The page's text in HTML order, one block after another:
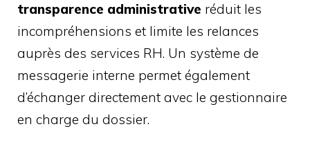
transparence administrative réduit les
incompréhensions et limite les relances
auprès des services RH. Un système de
messagerie interne permet également
d’échanger directement avec le gestionnaire
en charge du dossier.